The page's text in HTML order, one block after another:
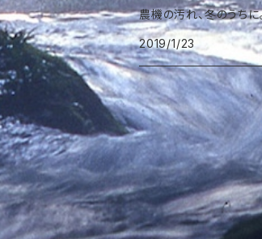
農機の汚れ、冬のうちに
2019/1/23